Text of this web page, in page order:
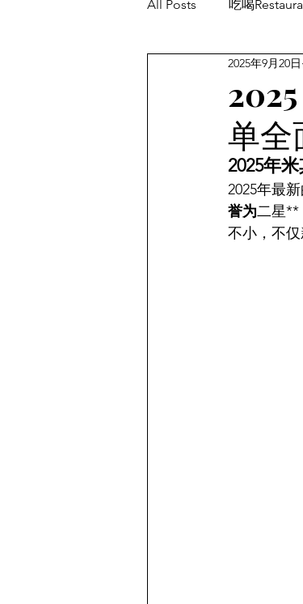
All Posts 吃喝
餐厅优惠
单全
2025年9月20日
2025年
2025年最
誉为二星**
不小，不